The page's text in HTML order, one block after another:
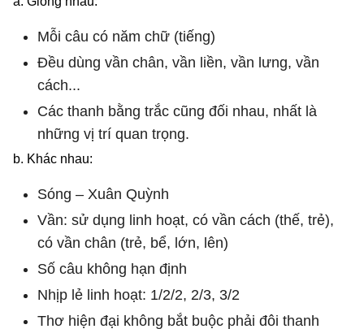
Mỗi câu có năm chữ (tiếng)
Đều dùng vần chân, vần liền, vần lưng, vần
cách...
Các thanh bằng trắc cũng đối nhau, nhất là
những vị trí quan trọng.
b. Khác nhau:
Sóng – Xuân Quỳnh
Vần: sử dụng linh hoạt, có vần cách (thế, trẻ),
có vần chân (trẻ, bể, lớn, lên)
Số câu không hạn định
Nhịp lẻ linh hoạt: 1/2/2, 2/3, 3/2
Thơ hiện đại không bắt buộc phải đôi thanh